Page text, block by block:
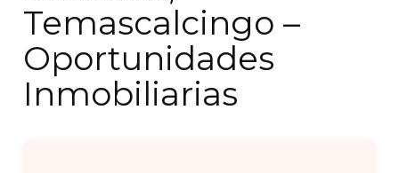
Temascalcingo –
Oportunidades
Inmobiliarias